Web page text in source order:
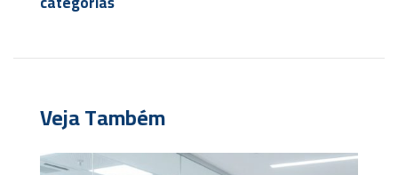
Veja Também